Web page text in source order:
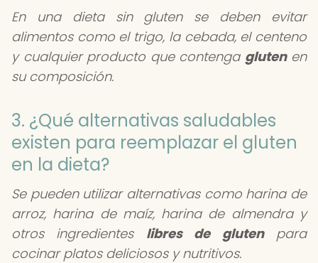
En una dieta sin gluten se deben evitar
alimentos como el trigo, la cebada, el centeno
y cualquier producto que contenga glutenen
su composición.
3. ¿Qué alternativas saludables
existen para reemplazar el gluten
en la dieta?
Se pueden utilizar alternativas como harina de
arroz, harina de maíz, harina de almendra y
otros ingredientes libres de glutenpara
cocinar platos deliciosos y nutritivos.